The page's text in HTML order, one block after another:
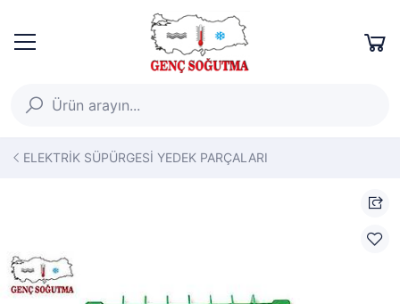
ELEKTRİK SÜPÜRGESİ YEDEK PARÇALARI